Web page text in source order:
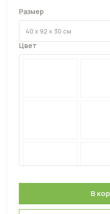
Размер
Цвет